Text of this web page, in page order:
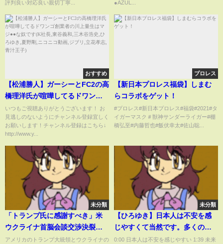
されると直ちに反映される
評判良い対応良い親切丁寧...
●AZUL...
おすすめ
【松浦勝人】ガーシーとFC2の高
橋理洋氏が喧嘩してるドワンゴ
創業者の川上量生はマジ●●な奴
です(K社長,東谷義和,三木谷浩史,
ひろゆき,夏野剛,ニコニコ動画,ジ
いつもご視聴ありがとうございます！ お
見逃しのないようにチャンネル登録宜しく
お願いします！チャンネル登録はこちら↓
http://www.y...
プロレス
【新日本プロレス福袋】しまむ
らコラボをゲット！
#プロレス#新日本プロレス#福袋#2021#タ
イガーマスク＃獣神サンダーライガー#棚
橋弘至#内藤哲也#飯伏幸太#佐山聡...
未分類
「トランプ氏に感謝すべき」米
ウクライナ首脳会談交渉決裂
カメラの前で激しい口論に
アメリカのトランプ大統領とウクライナの
未分類
【ひろゆき】日本人は不安を感
じやすくて当然です。多くの人
が心配する原因は●●を考えてし
0:00 日本人は不安を感じやすい 1:39 未来